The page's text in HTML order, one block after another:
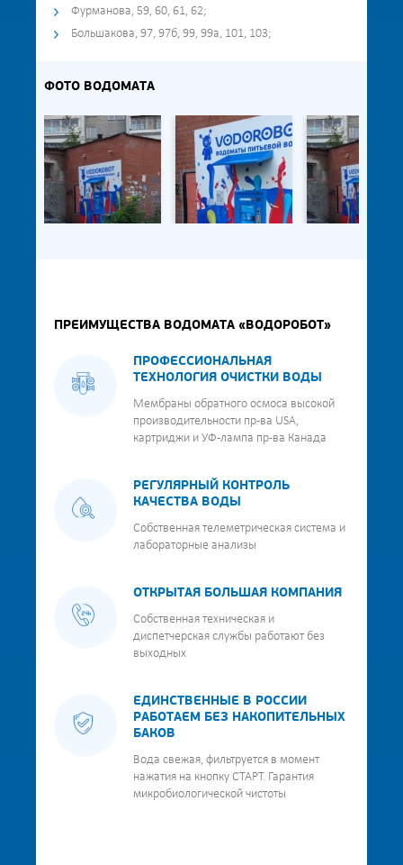
Фурманова, 59, 60, 61, 62;
Большакова, 97, 97б, 99, 99а, 101, 103;
ФОТО ВОДОМАТА
ПРЕИМУЩЕСТВА ВОДОМАТА «ВОДОРОБОТ»
ПРОФЕССИОНАЛЬНАЯ
ТЕХНОЛОГИЯ ОЧИСТКИ ВОДЫ
Мембраны обратного осмоса высокой
производительности пр-ва USA,
картриджи и УФ-лампа пр-ва Канада
РЕГУЛЯРНЫЙ КОНТРОЛЬ
КАЧЕСТВА ВОДЫ
Собственная телеметрическая система и
лабораторные анализы
ОТКРЫТАЯ БОЛЬШАЯ КОМПАНИЯ
Собственная техническая и
диспетчерская службы работают без
выходных
ЕДИНСТВЕННЫЕ В РОССИИ
РАБОТАЕМ БЕЗ НАКОПИТЕЛЬНЫХ
БАКОВ
Вода свежая, фильтруется в момент
нажатия на кнопку СТАРТ. Гарантия
микробиологической чистоты